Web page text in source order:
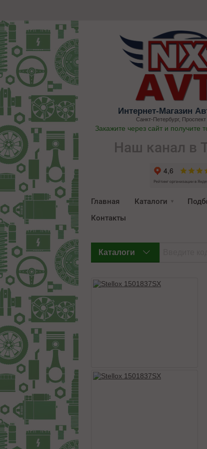
Интернет-Магазин
Санкт-Петербург,
Закажите через сайт и получите
Наш канал в
Главная Каталоги
Контакты
Каталоги